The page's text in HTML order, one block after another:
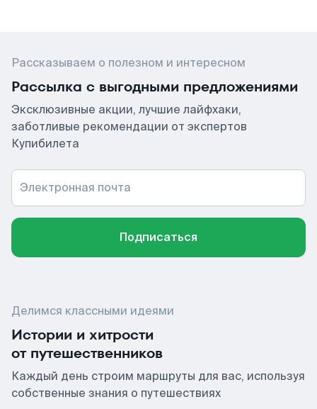
Рассказываем о полезном и интересном
Рассылка с выгодными предложениями
Эксклюзивные акции, лучшие лайфхаки,
заботливые рекомендации от экспертов
Купибилета
Электронная почта
Подписаться
Делимся классными идеями
Истории и хитрости
от путешественников
Каждый день строим маршруты для вас, используя
собственные знания о путешествиях